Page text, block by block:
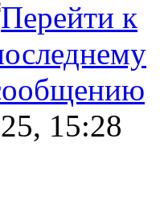
15:28